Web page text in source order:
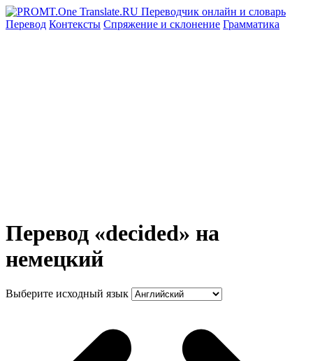
Перевод Контексты Спряжение и склонение Грамматика
Перевод «decided» на
немецкий
Выберите исходный язык